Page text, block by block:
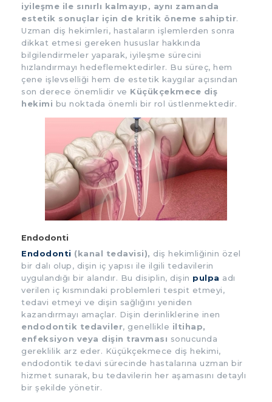
iyileşme ile sınırlı kalmayıp, aynı zamanda
estetik sonuçlar için de kritik öneme sahiptir.
Uzman diş hekimleri, hastaların işlemlerden sonra
dikkat etmesi gereken hususlar hakkında
bilgilendirmeler yaparak, iyileşme sürecini
hızlandırmayı hedeflemektedirler. Bu süreç, hem
çene işlevselliği hem de estetik kaygılar açısından
son derece önemlidir ve Küçükçekmece diş
hekimi bu noktada önemli bir rol üstlenmektedir.
Endodonti
Endodonti (kanal tedavisi), diş hekimliğinin özel
bir dalı olup, dişin iç yapısı ile ilgili tedavilerin
uygulandığı bir alandır. Bu disiplin, dişin pulpa adı
verilen iç kısmındaki problemleri tespit etmeyi,
tedavi etmeyi ve dişin sağlığını yeniden
kazandırmayı amaçlar. Dişin derinliklerine inen
endodontik tedaviler, genellikle iltihap,
enfeksiyon veya dişin travması sonucunda
gereklilik arz eder. Küçükçekmece diş hekimi,
endodontik tedavi sürecinde hastalarına uzman bir
hizmet sunarak, bu tedavilerin her aşamasını detaylı
bir şekilde yönetir.